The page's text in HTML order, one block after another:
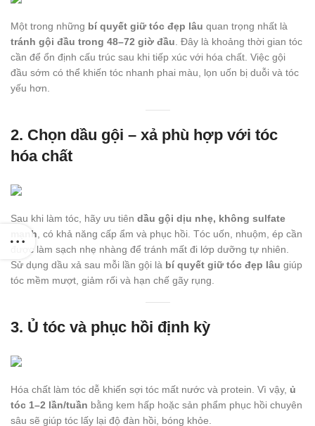
Một trong những bí quyết giữ tóc đẹp lâu quan trọng nhất là
tránh gội đầu trong 48–72 giờ đầu. Đây là khoảng thời gian tóc
cần để ổn định cấu trúc sau khi tiếp xúc với hóa chất. Việc gội
đầu sớm có thể khiến tóc nhanh phai màu, lọn uốn bị duỗi và tóc
yếu hơn.
2. Chọn dầu gội – xả phù hợp với tóc
hóa chất
Sau khi làm tóc, hãy ưu tiên dầu gội dịu nhẹ, không sulfate
mạnh, có khả năng cấp ẩm và phục hồi. Tóc uốn, nhuộm, ép cần
được làm sạch nhẹ nhàng để tránh mất đi lớp dưỡng tự nhiên.
Sử dụng dầu xả sau mỗi lần gội là bí quyết giữ tóc đẹp lâu giúp
tóc mềm mượt, giảm rối và hạn chế gãy rụng.
3. Ủ tóc và phục hồi định kỳ
Hóa chất làm tóc dễ khiến sợi tóc mất nước và protein. Vì vậy, ủ
tóc 1–2 lần/tuần bằng kem hấp hoặc sản phẩm phục hồi chuyên
sâu sẽ giúp tóc lấy lại độ đàn hồi, bóng khỏe.